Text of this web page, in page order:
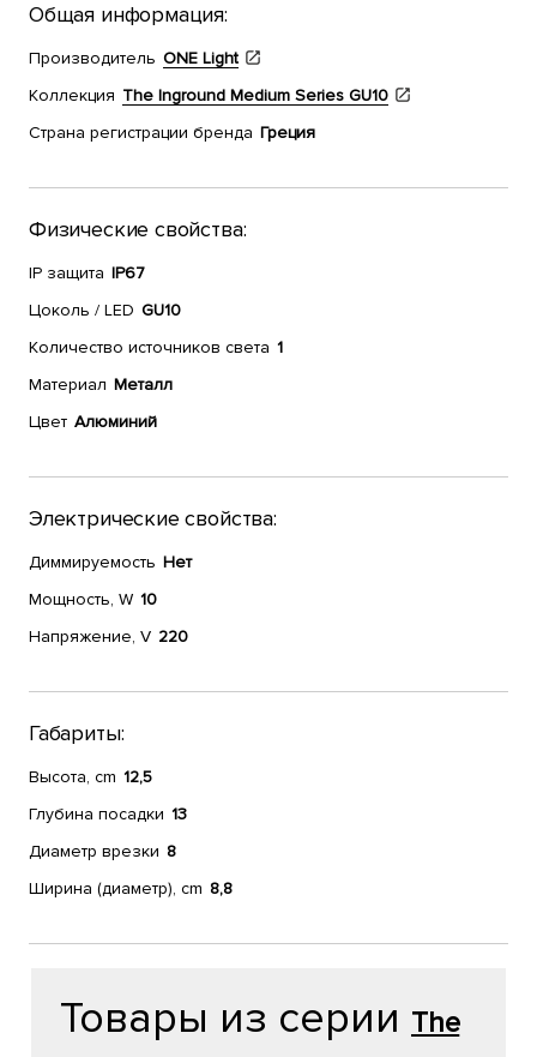
Общая информация:
Производитель ONE Light
Коллекция The Inground Medium Series GU10
Страна регистрации бренда Греция
Физические свойства:
IP защита IP67
Цоколь / LED GU10
Количество источников света 1
Материал Металл
Цвет Алюминий
Электрические свойства:
Диммируемость Нет
Мощность, W 10
Напряжение, V 220
Габариты:
Высота, cm 12,5
Глубина посадки 13
Диаметр врезки 8
Ширина (диаметр), cm 8,8
Товары из серии The